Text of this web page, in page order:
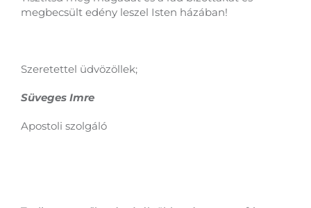
megbecsült edény leszel Isten házában!
Szeretettel üdvözöllek;
Süveges Imre
Apostoli szolgáló